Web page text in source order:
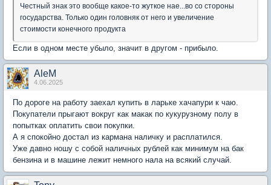
Честный знак это вообще какое-то жуткое нае...во со стороны
государства. Только один головняк от него и увеличение
стоимости конечного продукта
Если в одном месте убыло, значит в другом - прибыло.
AleM
4.06.2025
По дороге на работу заехал купить в ларьке хачапури к чаю.
Покупатели прыгают вокруг как макак по кукурузному полу в
попытках оплатить свои покупки.
А я спокойно достал из кармана наличку и расплатился.
Уже давно ношу с собой наличных рублей как минимум на бак
бензина и в машине лежит немного нала на всякий случай.